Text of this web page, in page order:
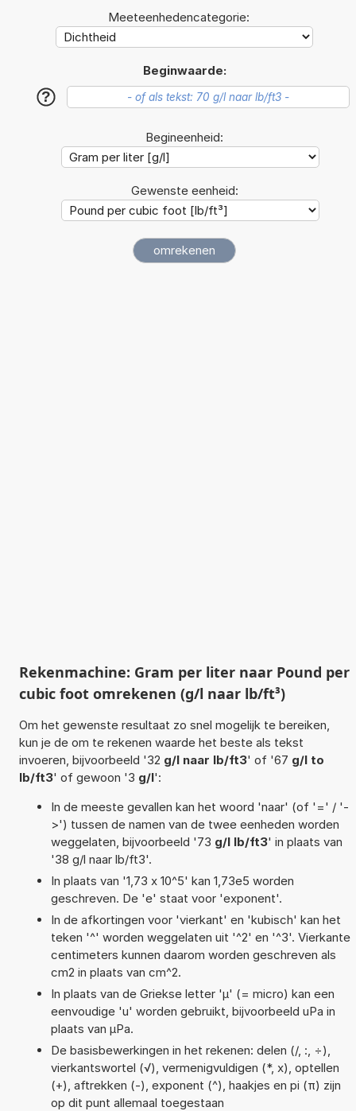
Meeteenhedencategorie:
Beginwaarde:
?
Begineenheid:
Gewenste eenheid:
Rekenmachine: Gram per liter naar Pound per
cubic foot omrekenen (g/l naar lb/ft³)
Om het gewenste resultaat zo snel mogelijk te bereiken,
kun je de om te rekenen waarde het beste als tekst
invoeren, bijvoorbeeld '32 g/l naar lb/ft3' of '67 g/l to
lb/ft3' of gewoon '3 g/l':
In de meeste gevallen kan het woord 'naar' (of '=' / '-
>') tussen de namen van de twee eenheden worden
weggelaten, bijvoorbeeld '73 g/l lb/ft3' in plaats van
'38 g/l naar lb/ft3'.
In plaats van '1,73 x 10^5' kan 1,73e5 worden
geschreven. De 'e' staat voor 'exponent'.
In de afkortingen voor 'vierkant' en 'kubisch' kan het
teken '^' worden weggelaten uit '^2' en '^3'. Vierkante
centimeters kunnen daarom worden geschreven als
cm2 in plaats van cm^2.
In plaats van de Griekse letter 'µ' (= micro) kan een
eenvoudige 'u' worden gebruikt, bijvoorbeeld uPa in
plaats van µPa.
De basisbewerkingen in het rekenen: delen (/, :, ÷),
vierkantswortel (√), vermenigvuldigen (*, x), optellen
(+), aftrekken (-), exponent (^), haakjes en pi (π) zijn
op dit punt allemaal toegestaan